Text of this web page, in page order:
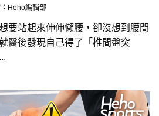
Heho編輯部
要站起來伸伸懶腰，卻沒想到腰間
醫後發現自己得了「椎間盤突